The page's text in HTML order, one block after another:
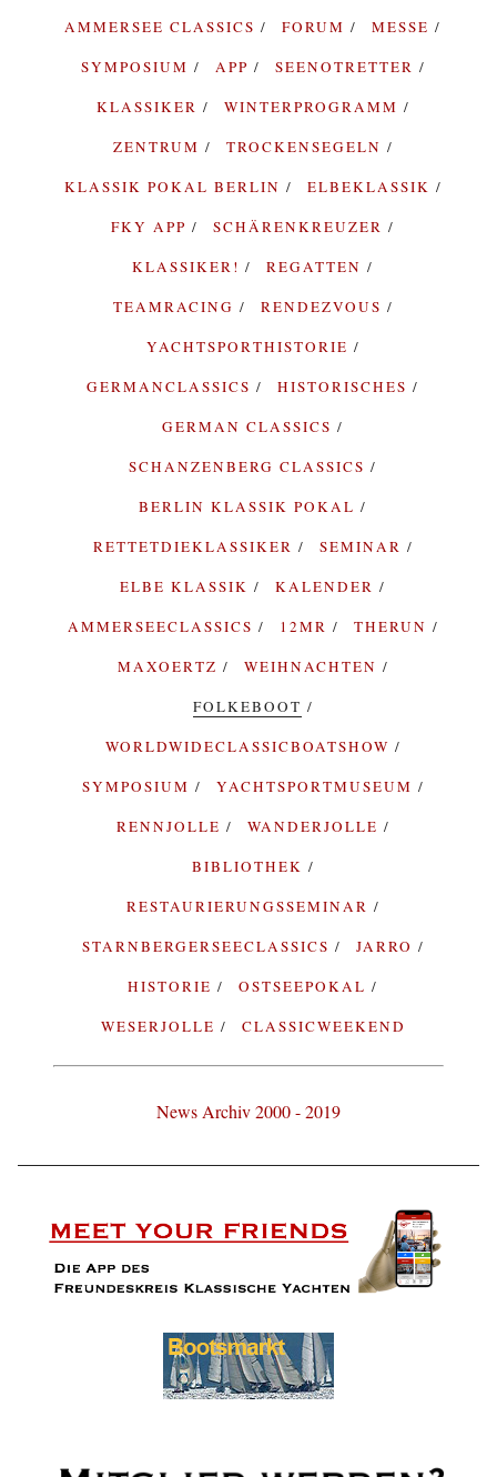
AMMERSEE CLASSICS FORUM
MESSE
SYMPOSIUM
APP
SEENOTRETTER
KLASSIKER
WINTERPROGRAMM
ZENTRUM
TROCKENSEGELN
KLASSIK POKAL BERLIN
ELBEKLASSIK
FKY APP
SCHÄRENKREUZER
KLASSIKER!
REGATTEN
TEAMRACING
RENDEZVOUS
YACHTSPORTHISTORIE
GERMANCLASSICS
HISTORISCHES
GERMAN CLASSICS
SCHANZENBERG CLASSICS
BERLIN KLASSIK POKAL
RETTETDIEKLASSIKER
SEMINAR
ELBE KLASSIK
KALENDER
AMMERSEECLASSICS
12MR
THERUN
MAXOERTZ
WEIHNACHTEN
FOLKEBOOT
WORLDWIDECLASSICBOATSHOW
SYMPOSIUM
YACHTSPORTMUSEUM
RENNJOLLE
WANDERJOLLE
BIBLIOTHEK
RESTAURIERUNGSSEMINAR
STARNBERGERSEECLASSICS
JARRO
HISTORIE
OSTSEEPOKAL
WESERJOLLE
CLASSICWEEKEND
News Archiv 2000 - 2019